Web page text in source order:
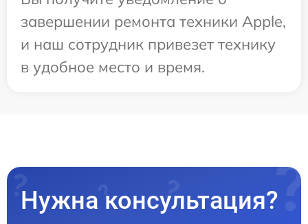
завершении ремонта техники Apple,
и наш сотрудник привезет технику
в удобное место и время.
Нужна консультация?